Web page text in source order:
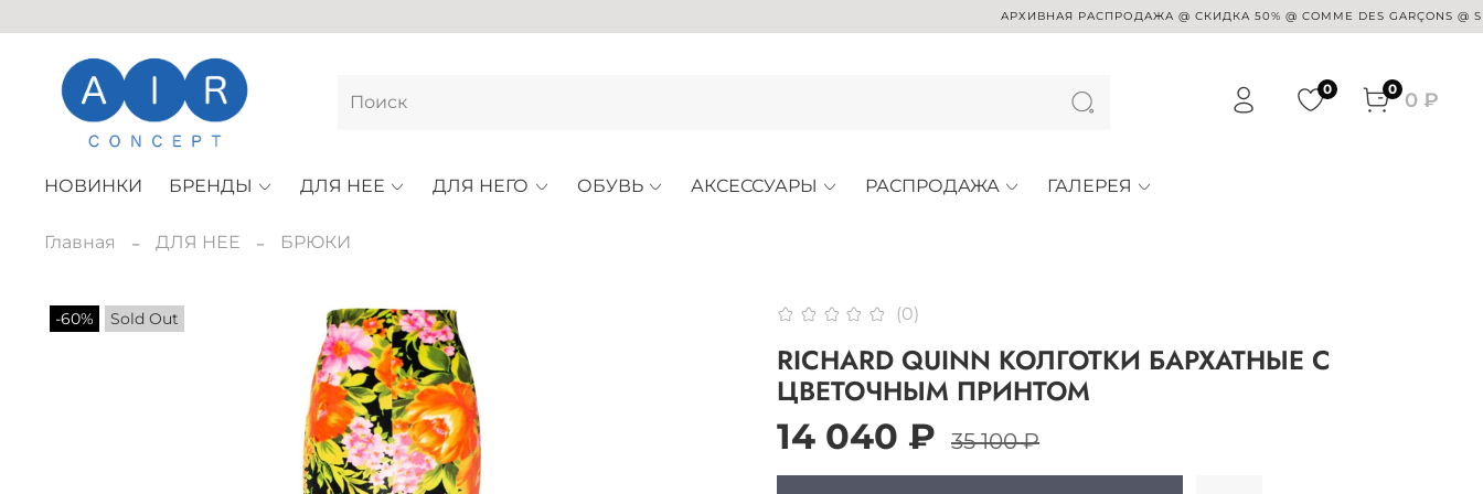
АРХИВНАЯ РАСПРОДАЖА @ СКИДКА 50% @ COMME DES GARÇONS @ SUE
0 0 0 ₽
НОВИНКИ БРЕНДЫ ДЛЯ НЕЕ ДЛЯ НЕГО ОБУВЬ АКСЕССУАРЫ РАСПРОДАЖА ГАЛЕРЕЯ
Главная ДЛЯ НЕЕ БРЮКИ
-60% Sold Out (0)
RICHARD QUINN КОЛГОТКИ БАРХАТНЫЕ С
ЦВЕТОЧНЫМ ПРИНТОМ
14 040 ₽ 35 100 ₽